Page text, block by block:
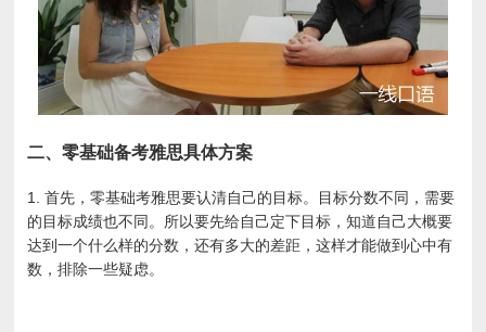
二、零基础备考雅思具体方案
1. 首先，零基础考雅思要认清自己的目标。目标分数不同，需要
的目标成绩也不同。所以要先给自己定下目标，知道自己大概要
达到一个什么样的分数，还有多大的差距，这样才能做到心中有
数，排除一些疑虑。